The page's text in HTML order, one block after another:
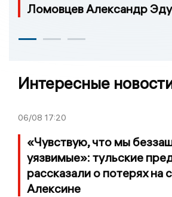
Ломовцев Александр
Интересные
06/08 17:20
«Чувствую, что мы
уязвимые»: тульские
рассказали о потерях на
Алексине